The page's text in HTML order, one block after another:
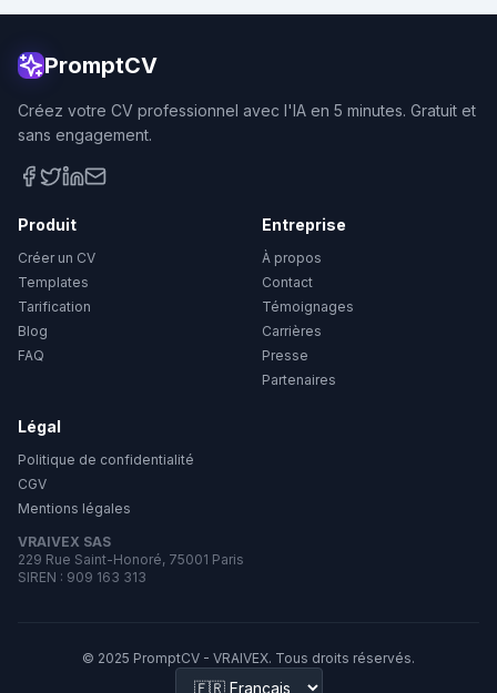
PromptCV
Créez votre CV professionnel avec l'IA en 5 minutes. Gratuit et
sans engagement.
Produit
Créer un CV
Templates
Tarification
Blog
FAQ
Entreprise
À propos
Contact
Témoignages
Carrières
Presse
Partenaires
Légal
Politique de confidentialité
CGV
Mentions légales
VRAIVEX SAS
229 Rue Saint-Honoré, 75001 Paris
SIREN : 909 163 313
© 2025 PromptCV - VRAIVEX. Tous droits réservés.